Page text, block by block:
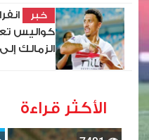
خبر
كواليس
الزمالك
الأكثر قراءة